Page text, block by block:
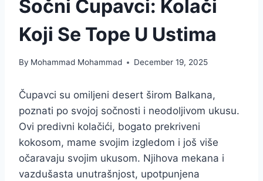
Sočni Čupavci: Kolači
Koji Se Tope U Ustima
By Mohammad Mohammad December 19, 2025
Čupavci su omiljeni desert širom Balkana,
poznati po svojoj sočnosti i neodoljivom ukusu.
Ovi predivni kolačići, bogato prekriveni
kokosom, mame svojim izgledom i još više
očaravaju svojim ukusom. Njihova mekana i
vazdušasta unutrašnjost, upotpunjena